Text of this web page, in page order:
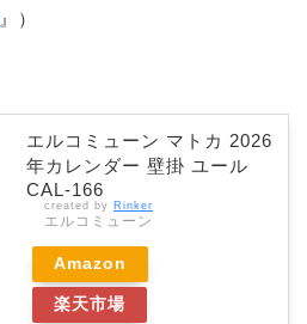
』）
エルコミューン マトカ 2026
年カレンダー 壁掛 ユール
CAL-166
created by Rinker
エルコミューン
Amazon
楽天市場